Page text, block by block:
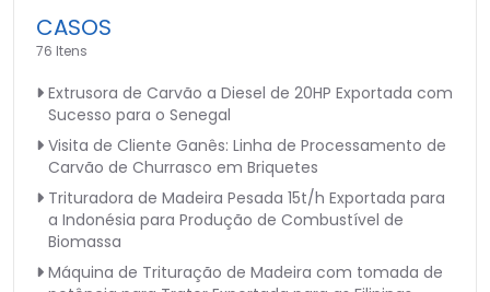
CASOS
76 Itens
Extrusora de Carvão a Diesel de 20HP Exportada com
Sucesso para o Senegal
Visita de Cliente Ganês: Linha de Processamento de
Carvão de Churrasco em Briquetes
Trituradora de Madeira Pesada 15t/h Exportada para
a Indonésia para Produção de Combustível de
Biomassa
Máquina de Trituração de Madeira com tomada de